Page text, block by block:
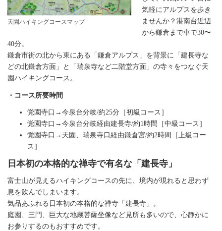
天園ハイキングコースマップ
気軽にアルプスを歩き
ませんか？港南台近辺
から鎌倉まで車で30〜
40分。
鎌倉市街の北から東にある「鎌倉アルプス」を背景に「建長寺な
どの北鎌倉方面」と「瑞泉寺など二階堂方面」の寺々をつなぐ天
園ハイキングコース。
・コース所要時間
覚園寺口→今泉台分岐/約25分［初級コース］
覚園寺口→今泉台分岐経由建長寺/約1時間［中級コース］
覚園寺口→天園、瑞泉寺口経由鎌倉宮/約2時間［上級コー
ス］
日本初の本格的な禅寺で有名な 「建長寺」
富士山が見えるハイキングコースの先に、境内が現れると思わず
息を飲んでしまいます。
気品あふれる日本初の本格的な禅寺「建長寺」。
庭園、三門、巨大な地蔵菩薩坐像など見所も多いので、心静かに
お参りするのもおすすめです。